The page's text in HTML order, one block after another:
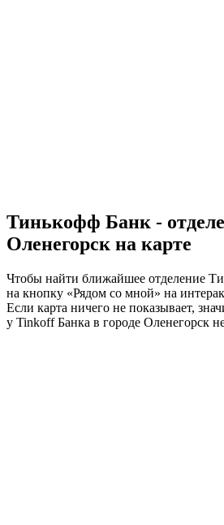
Тинькофф Банк -
Оленегорск на карте
Чтобы найти ближайшее отделение
на кнопку «Рядом со мной» на
Если карта ничего не показывает,
у Tinkoff Банка в городе Оленегорск